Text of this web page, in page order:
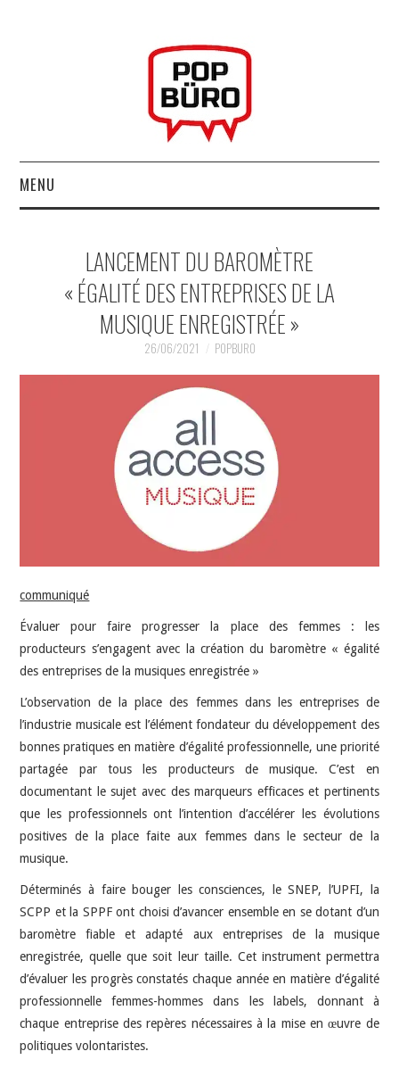
MENU
MUSIQUESACTUELLES.NET
GABBA GABBA HEY !
INDÉPENDANTS
LANCEMENT DU BAROMÈTRE
« ÉGALITÉ DES ENTREPRISES DE LA
MUSIQUE ENREGISTRÉE »
26/06/2021 POPBURO
communiqué
Évaluer pour faire progresser la place des femmes : les
producteurs s’engagent avec la création du baromètre « égalité
des entreprises de la musiques enregistrée »
L’observation de la place des femmes dans les entreprises de
l’industrie musicale est l’élément fondateur du développement des
bonnes pratiques en matière d’égalité professionnelle, une priorité
partagée par tous les producteurs de musique. C’est en
documentant le sujet avec des marqueurs efficaces et pertinents
que les professionnels ont l’intention d’accélérer les évolutions
positives de la place faite aux femmes dans le secteur de la
musique.
Déterminés à faire bouger les consciences, le SNEP, l’UPFI, la
SCPP et la SPPF ont choisi d’avancer ensemble en se dotant d’un
baromètre fiable et adapté aux entreprises de la musique
enregistrée, quelle que soit leur taille. Cet instrument permettra
d’évaluer les progrès constatés chaque année en matière d’égalité
professionnelle femmes-hommes dans les labels, donnant à
chaque entreprise des repères nécessaires à la mise en œuvre de
politiques volontaristes.